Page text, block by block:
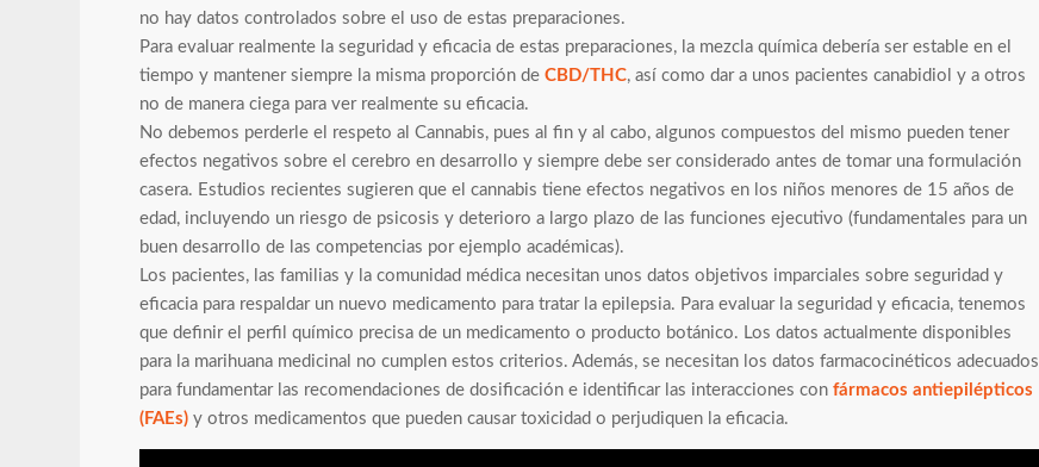
no hay datos controlados sobre el uso de estas preparaciones.
Para evaluar realmente la seguridad y eficacia de estas preparaciones, la mezcla química debería ser estable en el
tiempo y mantener siempre la misma proporción deCBD/THC, así como dar a unos pacientes canabidiol y a otros
no de manera ciega para ver realmente su eficacia.
No debemos perderle el respeto al Cannabis, pues al fin y al cabo, algunos compuestos del mismo pueden tener
efectos negativos sobre el cerebro en desarrollo y siempre debe ser considerado antes de tomar una formulación
casera. Estudios recientes sugieren que el cannabis tiene efectos negativos en los niños menores de 15 años de
edad, incluyendo un riesgo de psicosis y deterioro a largo plazo de las funciones ejecutivo (fundamentales para un
buen desarrollo de las competencias por ejemplo académicas).
Los pacientes, las familias y la comunidad médica necesitan unos datos objetivos imparciales sobre seguridad y
eficacia para respaldar un nuevo medicamento para tratar la epilepsia. Para evaluar la seguridad y eficacia, tenemos
que definir el perfil químico precisa de un medicamento o producto botánico. Los datos actualmente disponibles
para la marihuana medicinal no cumplen estos criterios. Además, se necesitan los datos farmacocinéticos adecuados
para fundamentar las recomendaciones de dosificación e identificar las interacciones confármacos antiepilépticos
(FAEs) y otros medicamentos que pueden causar toxicidad o perjudiquen la eficacia.